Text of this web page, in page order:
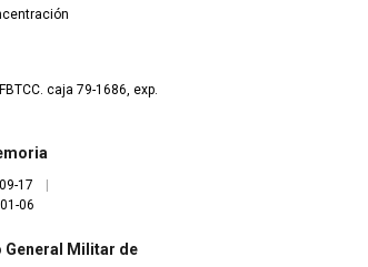
caja 79-1686, exp.
17
06
General Militar de